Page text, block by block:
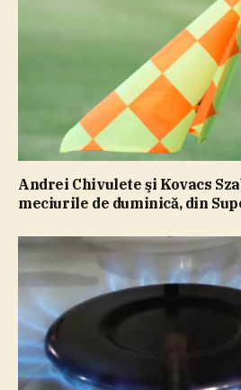
Andrei Chivulete şi Kovacs
meciurile de duminică, din